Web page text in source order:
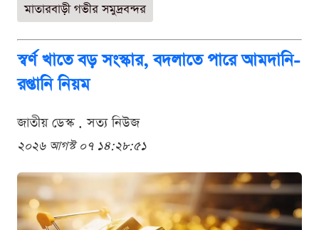
মাতারবাড়ী গভীর সমুদ্রবন্দর
স্বর্ণ খাতে বড় সংস্কার, বদলাতে পারে আমদানি-
রপ্তানি নিয়ম
জাতীয় ডেস্ক . সত্য নিউজ
২০২৬ আগস্ট ০৭ ১৪:২৮:৫১